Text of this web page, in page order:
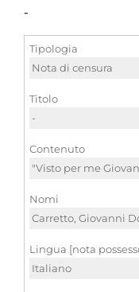
-
Tipologia
Nota di censura
Titolo
-
Contenuto
"Visto per me
Nomi
Carretto, Giovanni
Lingua [nota
Italiano